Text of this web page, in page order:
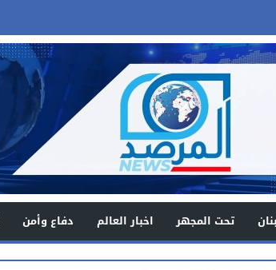
تحت المجهر اخبار العالم دفاع وأمن